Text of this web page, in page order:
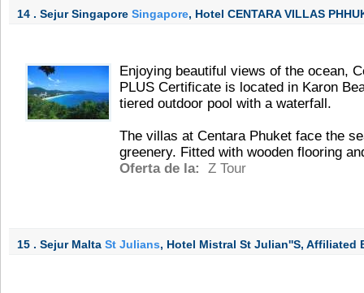
14 . Sejur Singapore Singapore, Hotel CENTARA VILLAS
Enjoying beautiful views of the ocean,
PLUS Certificate is located in Karon
tiered outdoor pool with a waterfall.
The villas at Centara Phuket face the
greenery. Fitted with wooden flooring
Oferta de la:
Z Tour
15 . Sejur Malta St Julians, Hotel Mistral St Julian''s, Affiliated